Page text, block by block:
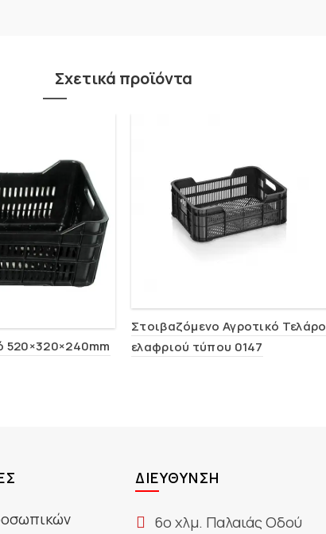
Σχετικά προϊόντα
520×320×240mm
Στοιβαζόμενο Αγροτικό Τελάρο
ελαφριού τύπου 0147
ΔΙΕΎΘΥΝΣΗ
6ο χλμ. Παλαιάς Οδού